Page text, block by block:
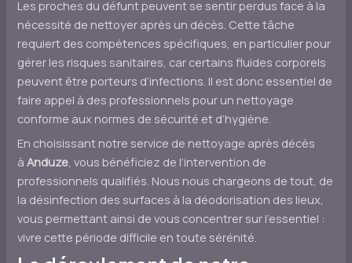
Les proches du défunt peuvent se sentir perdus face à la
nécessité de nettoyer après un décès. Cette tâche
requiert des compétences spécifiques, en particulier pour
gérer les risques sanitaires, car certains fluides corporels
peuvent être porteurs d’infections. Il est donc essentiel de
faire appel à des professionnels pour un nettoyage
conforme aux normes de sécurité et d’hygiène.
En choisissant notre service de nettoyage après décès
àAnduze, vous bénéficiez de l’intervention de
professionnels qualifiés. Nous nous chargeons de tout, de
la désinfection des surfaces à la déodorisation des lieux,
vous permettant ainsi de vous concentrer sur l’essentiel :
vivre cette période difficile en toute sérénité.